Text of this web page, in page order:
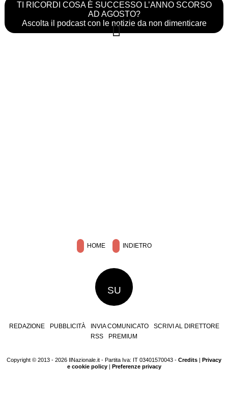
TI RICORDI COSA È SUCCESSO L’ANNO SCORSO
AD AGOSTO?
Ascolta il podcast con le notizie da non dimenticare
HOME INDIETRO
SU
REDAZIONE PUBBLICITÀ INVIA COMUNICATO
SCRIVI AL DIRETTORE
RSS
PREMIUM
Copyright © 2013 - 2026 IlNazionale.it - Partita Iva: IT 03401570043 - Credits | Privacy
e cookie policy| Preferenze privacy